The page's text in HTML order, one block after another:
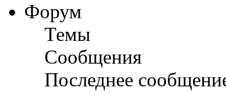
Форум
Темы
Сообщения
Последнее